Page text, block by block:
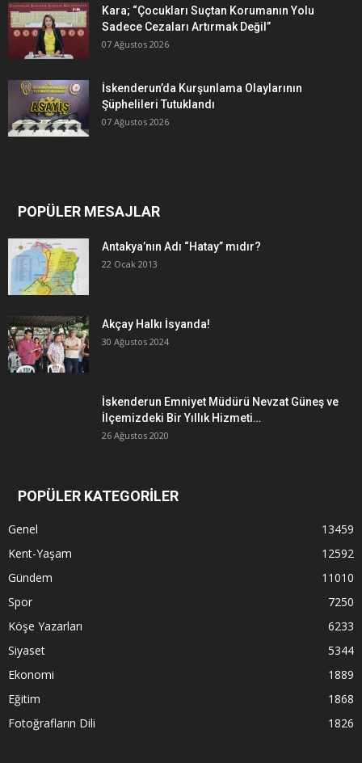
Kara; “Çocukları Suçtan Korumanın Yolu
Sadece Cezaları Artırmak Değil”
07 Ağustos 2026
İskenderun’da Kurşunlama Olaylarının
Şüphelileri Tutuklandı
07 Ağustos 2026
POPÜLER MESAJLAR
Antakya’nın Adı “Hatay” mıdır?
22 Ocak 2013
Akçay Halkı İsyanda!
30 Ağustos 2024
İskenderun Emniyet Müdürü Nevzat Güneş ve
İlçemizdeki Bir Yıllık Hizmeti…
26 Ağustos 2020
POPÜLER KATEGORİLER
Genel
13459
Kent-Yaşam
12592
Gündem
11010
Spor
7250
Köşe Yazarları
6233
Siyaset
5344
Ekonomi
1889
Eğitim
1868
Fotoğrafların Dili
1826